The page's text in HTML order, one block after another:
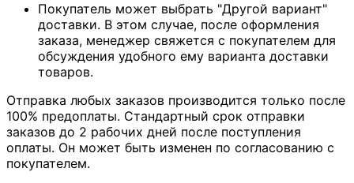
Покупатель может выбрать "Другой вариант"
доставки. В этом случае, после оформления
заказа, менеджер свяжется с покупателем для
обсуждения удобного ему варианта доставки
товаров.
Отправка любых заказов производится только после
100% предоплаты. Стандартный срок отправки
заказов до 2 рабочих дней после поступления
оплаты. Он может быть изменен по согласованию с
покупателем.